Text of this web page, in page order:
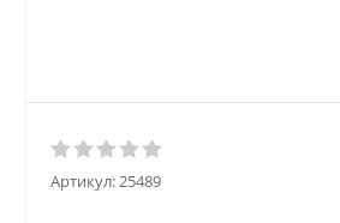
Артикул:25489